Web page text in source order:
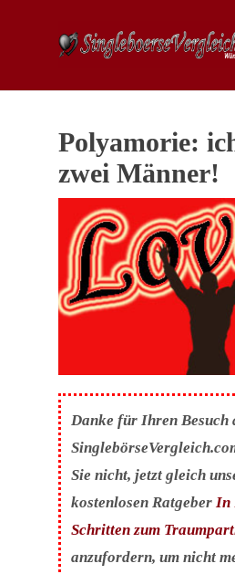
Polyamorie:
zwei Männer!
Danke für Ihren Besuch
Sie nicht, jetzt gleich
kostenlosen Ratgeber In
Schritten zum
anzufordern, um nicht